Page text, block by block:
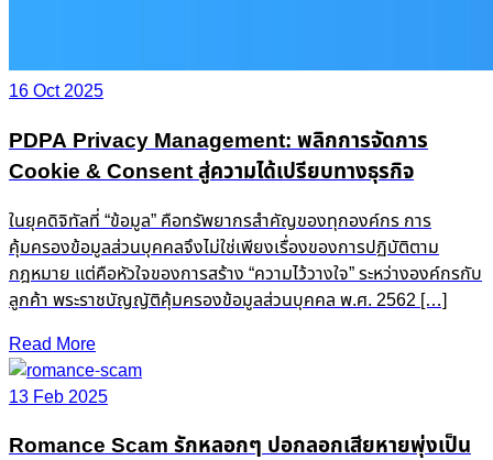
16 Oct 2025
PDPA Privacy Management: พลิกการจัดการ
Cookie & Consent สู่ความได้เปรียบทางธุรกิจ
ในยุคดิจิทัลที่ “ข้อมูล” คือทรัพยากรสำคัญของทุกองค์กร การ
คุ้มครองข้อมูลส่วนบุคคลจึงไม่ใช่เพียงเรื่องของการปฏิบัติตาม
กฎหมาย แต่คือหัวใจของการสร้าง “ความไว้วางใจ” ระหว่างองค์กรกับ
ลูกค้า พระราชบัญญัติคุ้มครองข้อมูลส่วนบุคคล พ.ศ. 2562 […]
Read More
13 Feb 2025
Romance Scam รักหลอกๆ ปอกลอกเสียหายพุ่งเป็น